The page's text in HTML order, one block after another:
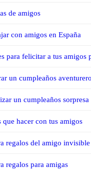
de amigos
con amigos en España
para felicitar a tus amigos
un cumpleaños
un cumpleaños
que hacer con tus amigos
regalos del amigo invisible
regalos para amigas